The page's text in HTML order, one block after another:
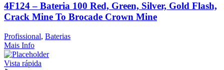
4F124 – Bateria 100 Red, Green, Silver, Gold Flash,
Crack Mine To Brocade Crown Mine
Profissional, Baterias
Mais Info
Vista rápida